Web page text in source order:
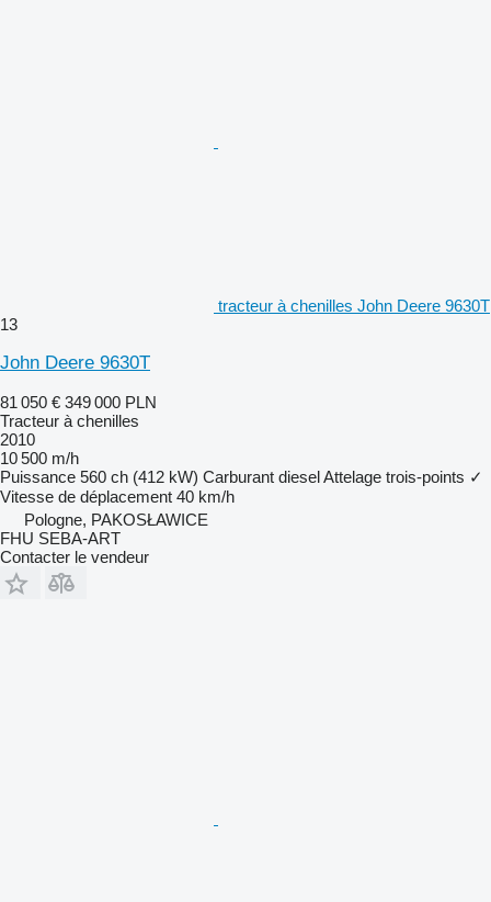
tracteur à chenilles John Deere 9630T
13
John Deere 9630T
81 050 € 349 000 PLN
Tracteur à chenilles
2010
10 500 m/h
Puissance 560 ch (412 kW) Carburant dieselAttelage trois-points ✓
Vitesse de déplacement 40 km/h
Pologne, PAKOSŁAWICE
FHU SEBA-ART
Contacter le vendeur